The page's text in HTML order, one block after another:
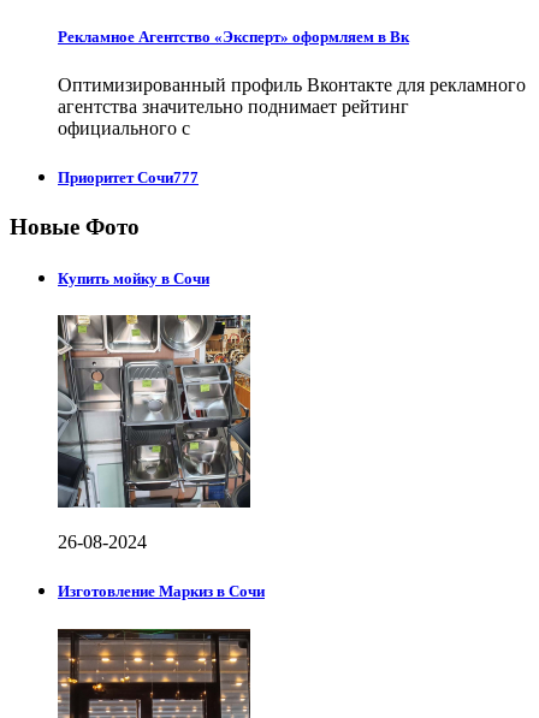
Рекламное Агентство «Эксперт» оформляем в Вк
Оптимизированный профиль Вконтакте для рекламного
агентства значительно поднимает рейтинг
официального с
Приоритет Сочи777
Новые Фото
Купить мойку в Сочи
26-08-2024
Изготовление Маркиз в Сочи